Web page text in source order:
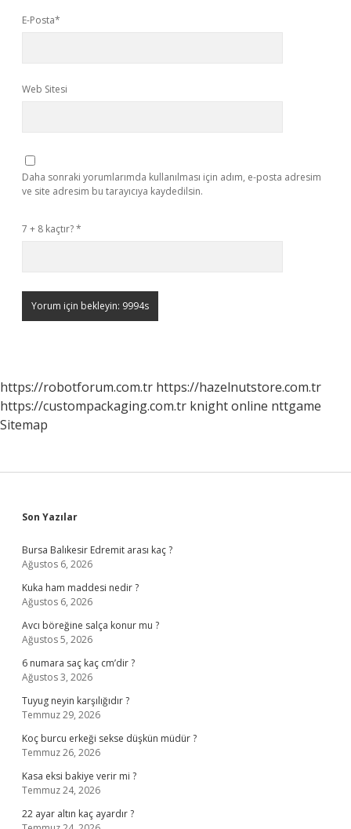
E-Posta*
Web Sitesi
Daha sonraki yorumlarımda kullanılması için adım, e-posta adresim
ve site adresim bu tarayıcıya kaydedilsin.
7 + 8 kaçtır?*
https://robotforum.com.tr https://hazelnutstore.com.tr
https://custompackaging.com.tr knight online nttgame
Sitemap
Sidebar
Son Yazılar
Bursa Balıkesir Edremit arası kaç ?
Ağustos 6, 2026
Kuka ham maddesi nedir ?
Ağustos 6, 2026
Avcı böreğine salça konur mu ?
Ağustos 5, 2026
6 numara saç kaç cm’dir ?
Ağustos 3, 2026
Tuyug neyin karşılığıdır ?
Temmuz 29, 2026
Koç burcu erkeği sekse düşkün müdür ?
Temmuz 26, 2026
Kasa eksi bakiye verir mi ?
Temmuz 24, 2026
22 ayar altın kaç ayardır ?